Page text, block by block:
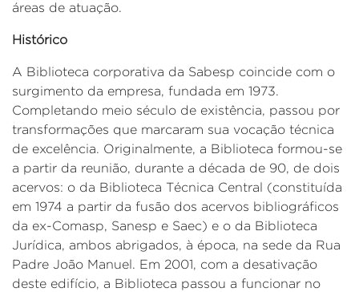
áreas de atuação.
Histórico
A Biblioteca corporativa da Sabesp coincide com o
surgimento da empresa, fundada em 1973.
Completando meio século de existência, passou por
transformações que marcaram sua vocação técnica
de excelência. Originalmente, a Biblioteca formou-se
a partir da reunião, durante a década de 90, de dois
acervos: o da Biblioteca Técnica Central (constituída
em 1974 a partir da fusão dos acervos bibliográficos
da ex-Comasp, Sanesp e Saec) e o da Biblioteca
Jurídica, ambos abrigados, à época, na sede da Rua
Padre João Manuel. Em 2001, com a desativação
deste edifício, a Biblioteca passou a funcionar no